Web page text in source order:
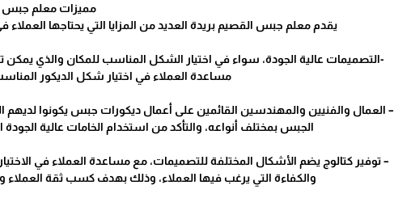
مميزات معلم جبس
يقدم معلم جبس القصيم بريدة العديد من المزايا التي يحتاجها
-التصميمات عالية الجودة، سواء في اختيار الشكل المناسب للمكان والذي يمكن
مساعدة العملاء في اختيار شكل الديكور
– العمال والفنيين والمهندسين القائمين على أعمال ديكورات جبس يكونوا لديهم
الجبس بمختلف أنواعه، والتأكد من استخدام الخامات عالية الجودة
– توفير كتالوج يضم الأشكال المختلفة للتصميمات، مع مساعدة العملاء في
والكفاءة التي يرغب فيها العملاء، وذلك بهدف كسب ثقة العملاء